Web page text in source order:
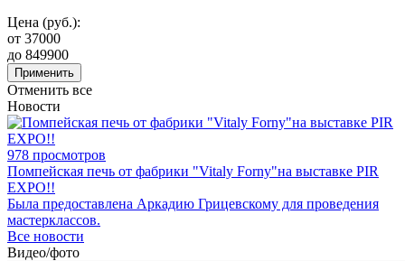
Цена (руб.):
от 37000
до 849900
Применить
Отменить все
Новости
978 просмотров
Помпейская печь от фабрики "Vitaly Forny"на выставке PIR
EXPO!!
Была предоставлена Аркадию Грицевскому для проведения
мастерклассов.
Все новости
Видео/фото